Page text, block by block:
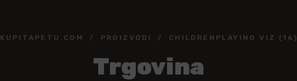
KUPITAPETU.COM PROIZVODI CHILDRENPLAYING VIZ (16)
Trgovina